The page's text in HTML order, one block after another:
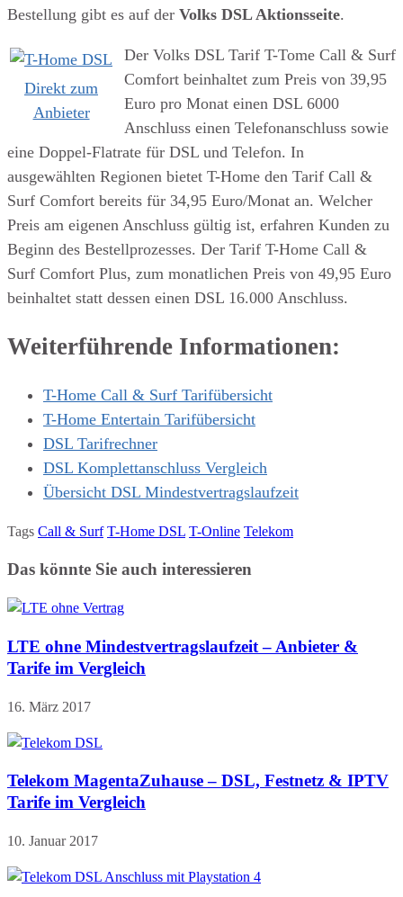
Bestellung gibt es auf der Volks DSL Aktionsseite.
Direkt zum
Anbieter
Der Volks DSL Tarif T-Tome Call & Surf
Comfort beinhaltet zum Preis von 39,95
Euro pro Monat einen DSL 6000
Anschluss einen Telefonanschluss sowie
eine Doppel-Flatrate für DSL und Telefon. In
ausgewählten Regionen bietet T-Home den Tarif Call &
Surf Comfort bereits für 34,95 Euro/Monat an. Welcher
Preis am eigenen Anschluss gültig ist, erfahren Kunden zu
Beginn des Bestellprozesses. Der Tarif T-Home Call &
Surf Comfort Plus, zum monatlichen Preis von 49,95 Euro
beinhaltet statt dessen einen DSL 16.000 Anschluss.
Weiterführende Informationen:
T-Home Call & Surf Tarifübersicht
T-Home Entertain Tarifübersicht
DSL Tarifrechner
DSL Komplettanschluss Vergleich
Übersicht DSL Mindestvertragslaufzeit
Tags Call & Surf T-Home DSL T-Online Telekom
Das könnte Sie auch interessieren
LTE ohne Mindestvertragslaufzeit – Anbieter &
Tarife im Vergleich
16. März 2017
Telekom MagentaZuhause – DSL, Festnetz & IPTV
Tarife im Vergleich
10. Januar 2017